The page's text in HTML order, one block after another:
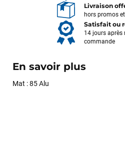
Livraison
hors promos
Satisfait ou
14 jours après
commande
En savoir plus
Mat : 85 Alu